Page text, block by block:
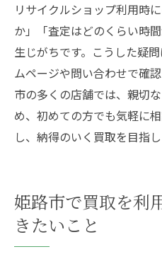
リサイクルショップ利用時
か」「査定はどのくらい時
生じがちです。こうした疑
ムページや問い合わせで確
市の多くの店舗では、親切
め、初めての方でも気軽に
し、納得のいく買取を目指し
姫路市で買取を利
きたいこと